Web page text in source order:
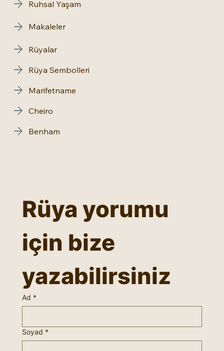
Makaleler
Ruhsal Yaşam
Rüyalar
Rüya Sembolleri
Marifetname
Cheiro
Benham
Rüya yorumu
için bize
yazabilirsiniz
Ad *
Soyad *